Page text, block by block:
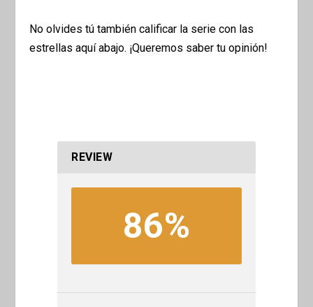
No olvides tú también calificar la serie con las
estrellas aquí abajo. ¡Queremos saber tu opinión!
REVIEW
86%